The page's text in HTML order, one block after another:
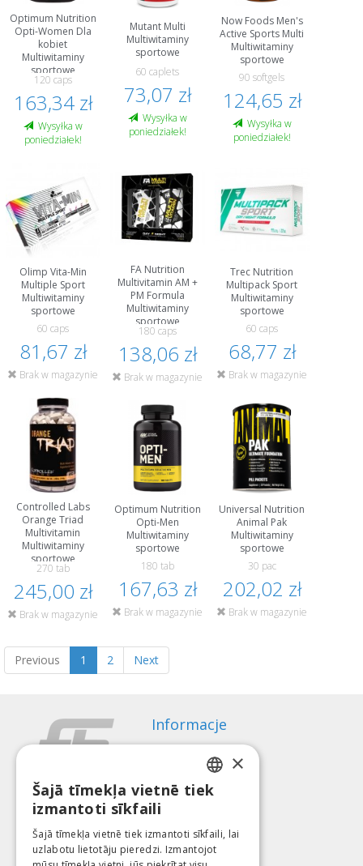
Optimum Nutrition
Opti-Women Dla
kobiet
Multiwitaminy
sportowe
120 caps
163,34 zł
Wysyłka w
poniedziałek!
Mutant Multi
Multiwitaminy
sportowe
60 caplets
73,07 zł
Wysyłka w
poniedziałek!
Now Foods Men's
Active Sports Multi
Multiwitaminy
sportowe
90 softgels
124,65 zł
Wysyłka w
poniedziałek!
Olimp Vita-Min
Multiple Sport
Multiwitaminy
sportowe
60 caps
81,67 zł
Brak w magazynie
FA Nutrition
Multivitamin AM +
PM Formula
Multiwitaminy
sportowe
180 caps
138,06 zł
Brak w magazynie
Trec Nutrition
Multipack Sport
Multiwitaminy
sportowe
60 caps
68,77 zł
Brak w magazynie
Controlled Labs
Orange Triad
Multivitamin
Multiwitaminy
sportowe
270 tab
245,00 zł
Brak w magazynie
Optimum Nutrition
Opti-Men
Multiwitaminy
sportowe
180 tab
167,63 zł
Brak w magazynie
Universal Nutrition
Animal Pak
Multiwitaminy
sportowe
30 pac
202,02 zł
Brak w magazynie
Previous 1 2 Next
Informacje
Sposoby płatności
Regulamin zwrotów
O nas
Kontakt
Regulamin
LATVIAN
LITHUANIAN
×
Šajā tīmekļa vietnē tiek
izmantoti sīkfaili
Šajā tīmekļa vietnē tiek izmantoti sīkfaili, lai
uzlabotu lietotāju pieredzi. Izmantojot